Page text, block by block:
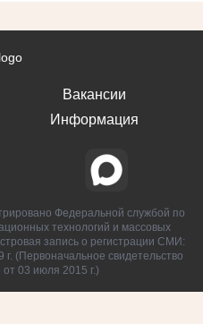
Вакансии
Информация
Федеральной службой по
технологий и массовых
запись о регистрации СМИ:
(Первоначальное свидетельство
03 июля 2015 г.)